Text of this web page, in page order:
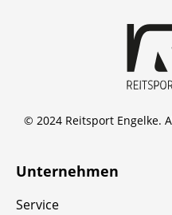
© 2024 Reitsport Engelke.
Unternehmen
Service